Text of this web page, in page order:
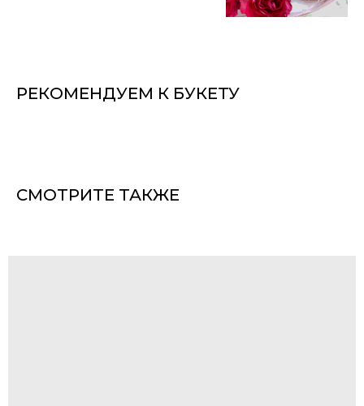
РЕКОМЕНДУЕМ К БУКЕТУ
СМОТРИТЕ ТАКЖЕ